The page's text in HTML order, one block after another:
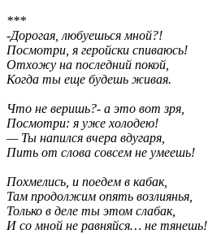
***
-Дорогая, любуешься мной?!
Посмотри, я геройски спиваюсь!
Отхожу на последний покой,
Когда ты еще будешь живая.
Что не веришь?- а это вот зря,
Посмотри: я уже холодею!
— Ты напился вчера вдугаря,
Пить от слова совсем не умеешь!
Похмелись, и поедем в кабак,
Там продолжим опять возлиянья,
Только в деле ты этом слабак,
И со мной не равняйся… не тянешь!